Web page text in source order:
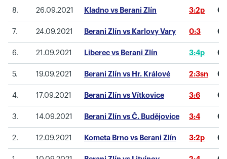
8. 26.09.2021 Kladno vs Berani Zlín 3:2p 0
7. 24.09.2021 Berani Zlín vs Karlovy Vary 0:3 0
6. 21.09.2021 Liberec vs Berani Zlín 3:4p 0
5. 19.09.2021 Berani Zlín vs Hr. Králové 2:3sn 0
4. 17.09.2021 Berani Zlín vs Vítkovice 3:6 0
3. 14.09.2021 Berani Zlín vs Č. Budějovice 3:4 0
2. 12.09.2021 Kometa Brno vs Berani Zlín 3:2p 0